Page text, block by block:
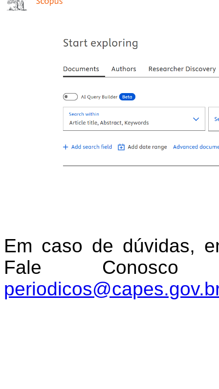
Em caso de dúvidas,
Fale